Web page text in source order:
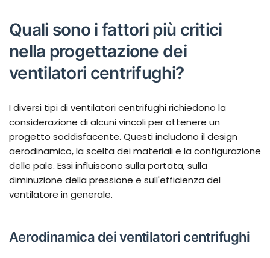
Quali sono i fattori più critici
nella progettazione dei
ventilatori centrifughi?
I diversi tipi di ventilatori centrifughi richiedono la
considerazione di alcuni vincoli per ottenere un
progetto soddisfacente. Questi includono il design
aerodinamico, la scelta dei materiali e la configurazione
delle pale. Essi influiscono sulla portata, sulla
diminuzione della pressione e sull'efficienza del
ventilatore in generale.
Aerodinamica dei ventilatori centrifughi